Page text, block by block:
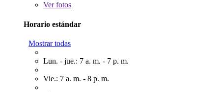
Verfotos
Horario estándar
Mostrar todas
Lun. - jue.: 7 a. m. - 7 p. m.
Vie.: 7 a. m. - 8 p. m.